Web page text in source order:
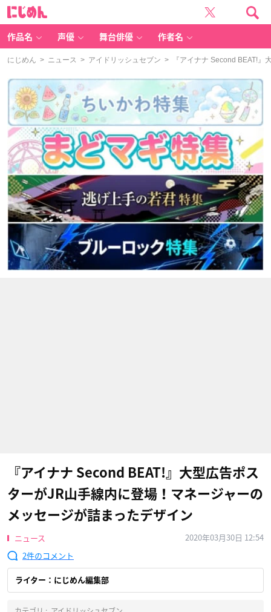
作品名 声優 舞台俳優 作者名
にじめん > ニュース > アイドリッシュセブン > 『アイナナ Second BEAT!』
『アイナナ Second BEAT!』大型広告ポス
ターがJR山手線内に登場！マネージャーの
メッセージが詰まったデザイン
ニュース
2020年03月30日 12:54
2
ライター：にじめん編集部